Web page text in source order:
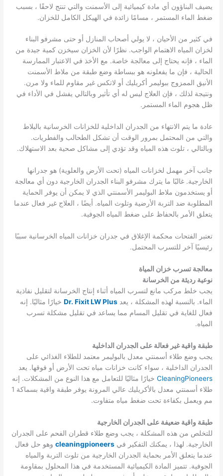
يضيف البناؤون أي مادة كيميائية إلى الأسمنت والتي تنتج لاحقًا ، بسبب
ضغط الماء المستمر ، مسامًا زائدة في الهيكل الكامل للخزان.
في كثير من الأحيان ، لا يولي أصحاب المنازل أو حتى مشرفو البناء
لخزان المياه الاهتمام الواجب. نظرًا لأن الخزان سيخزن كمية جيدة من
الماء ، فإنه يحتاج إلى معالجة خاصة. مع الأخذ في الاعتبار الممارسة
الحالية ، فإن ما يفعلونه هو ببساطة وضع طبقة من ملاط ​​الأسمنت
الأنيق الممزوج ببوليمر أكريليك أو لاتكس غير مقاوم للماء ولا مرن.
ونتيجة لذلك ، فإن العلاج ليس له أي تأثير وبالتالي يفشل في الأداء في
ظل هجوم الماء المستمر.
عادة ما يتم الانتهاء من الجدران الداخلية للخزانات الخرسانية بالبلاط
والتي من المحتمل بمرور الوقت أن تشكل الطحالب والفطريات.
وبالتالي ، تلوث هذه المياه وقد تؤدي إلى مشاكل صحية بعد الاستهلاك.
جانب آخر مهمل لخزانات المياه (تحت الأرض والعلوية) هو جدرانها
الخارجية. غالبًا ما يترك مشرفو البناء الجدران الخارجية دون أي معالجة
أو يستخدمون ملاط ​​البوليمر الأسمنتي الذي لا يمكن أن يوفر الحماية
المطلوبة ضد التربة الأرضية وتلوث المياه. أيضًا ، العلاج غير فعال عندما
يتعلق الأمر بالحفاظ على ضغط المياه الجوفية.
تعتبر الفتحات محكمة الإغلاق في جدران خزانات المياه الخرسانية سببًا
رئيسيًا آخر للتسرب المحتمل.
معالجة تسرب خزان المياة
نوعية رديئة من الخرسانة
يجب خلط مركب مانع لتسرب المياه أثناء إنتاج الخرسانة لتقليل نفاذية
الماء. بالنسبة لهذه المشكلة ، يعدDr. Fixit LW Plus خيارًا مثاليًا. إنه
فعال للغاية في تقليل المسام مما يساعد في تقليل مشكلة تسرب
المياه.
طبقة واقية غير فعالة على الجدران الداخلية
يجب وضع طلاء أسمنتي معدل بالبوليمر معتمد للطلاء الغذائي على
الجدران الداخلية ، سواء كانت خزانات مياه تحت الأرض أو فوقها. يعد
CleaningPioneers خيارًا مثاليًا للتعامل مع هذا النوع من المشكلات. إنه
طلاء أسمنتي معدل بالأكريليك عالي المرونة يوفر طبقة واقية بسماكة 1
مم ويعمل بكفاءة تحت ضغط مياه متفاوت.
طبقة واقية ضعيفة على الجدران الخارجية
للتخلص من هذه المشكلة ، يجب وضع طلاء قطران الفحم على الجدران
الخارجية. لهذا ، يمكنك التفكير فيcleaningpioneers وهو حل فعال
عندما يتعلق الأمر بحماية الجدران الخارجية من تلوث التربة والمياه
الجوفية. تتميز المادة الكيميائية المستخدمة في هذا المحلول بمقاومة